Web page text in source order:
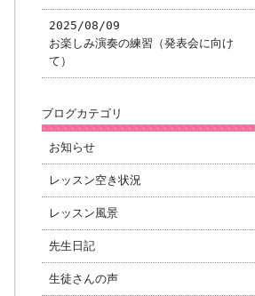
2025/08/09
お楽しみ演奏の練習（発表会に向け
て）
ブログカテゴリ
お知らせ
レッスン空き状況
レッスン風景
先生日記
生徒さんの声